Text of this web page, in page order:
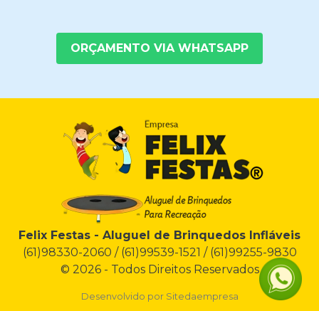
ORÇAMENTO VIA WHATSAPP
Felix Festas - Aluguel de Brinquedos Infláveis
(61)98330-2060 / (61)99539-1521 / (61)99255-9830
© 2026 - Todos Direitos Reservados
Desenvolvido por Sitedaempresa